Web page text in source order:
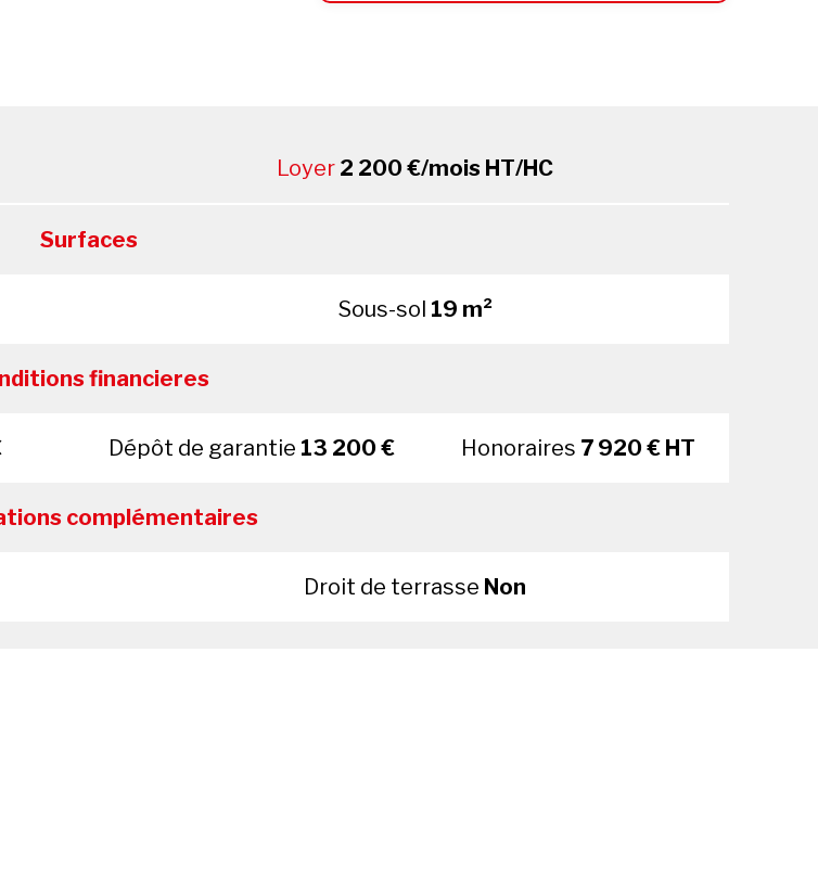
Loyer 2 200 €/mois HT/HC
Surfaces
Sous-sol 19 m²
financieres
Dépôt de garantie 13 200 € Honoraires 7 920 € HT
complémentaires
Droit de terrasse Non